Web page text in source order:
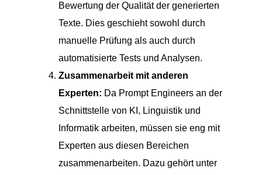
Bewertung der Qualität der generierten
Texte. Dies geschieht sowohl durch
manuelle Prüfung als auch durch
automatisierte Tests und Analysen.
Zusammenarbeit mit anderen
Experten: Da Prompt Engineers an der
Schnittstelle von KI, Linguistik und
Informatik arbeiten, müssen sie eng mit
Experten aus diesen Bereichen
zusammenarbeiten. Dazu gehört unter